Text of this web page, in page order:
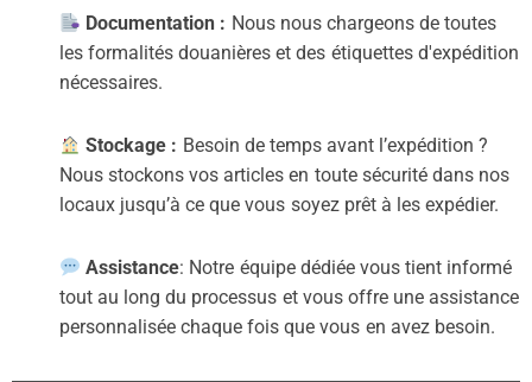
Documentation : Nous nous chargeons de toutes
les formalités douanières et des étiquettes d'expédition
nécessaires.
Stockage : Besoin de temps avant l’expédition ?
Nous stockons vos articles en toute sécurité dans nos
locaux jusqu’à ce que vous soyez prêt à les expédier.
Assistance: Notre équipe dédiée vous tient informé
tout au long du processus et vous offre une assistance
personnalisée chaque fois que vous en avez besoin.